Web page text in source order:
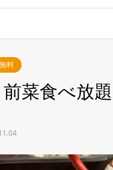
料
前菜食べ放